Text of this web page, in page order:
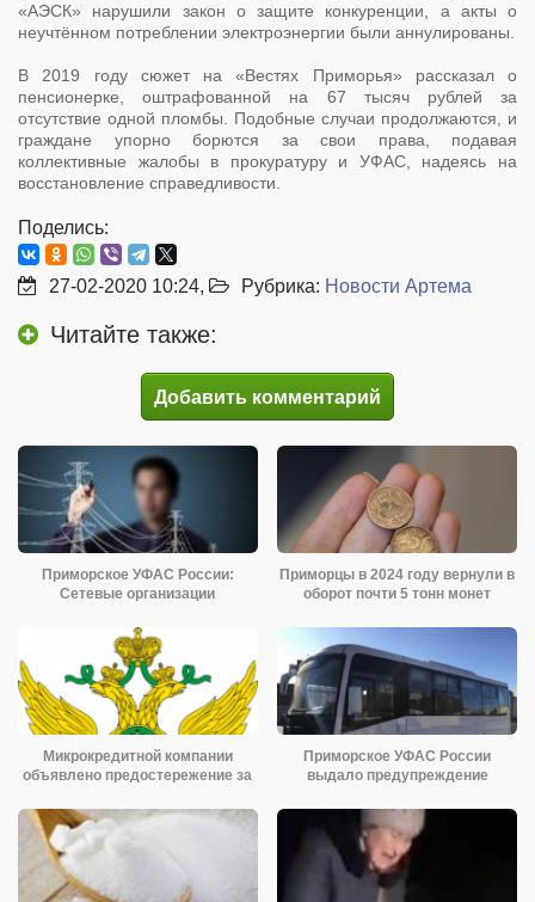
«АЭСК» нарушили закон о защите конкуренции, а акты о
неучтённом потреблении электроэнергии были аннулированы.
В 2019 году сюжет на «Вестях Приморья» рассказал о
пенсионерке, оштрафованной на 67 тысяч рублей за
отсутствие одной пломбы. Подобные случаи продолжаются, и
граждане упорно борются за свои права, подавая
коллективные жалобы в прокуратуру и УФАС, надеясь на
восстановление справедливости.
Поделись:
27-02-2020 10:24, Рубрика: Новости Артема
Читайте также:
Добавить комментарий
Приморское УФАС России:
Сетевые организации
Приморцы в 2024 году вернули в
оборот почти 5 тонн монет
Микрокредитной компании
объявлено предостережение за
Приморское УФАС России
выдало предупреждение